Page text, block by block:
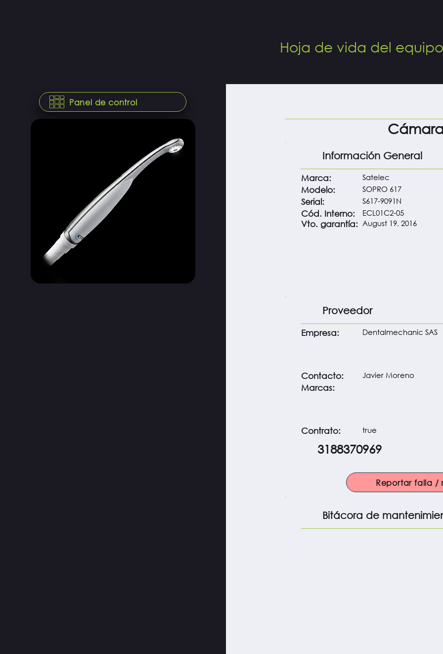
Hoja de vida del equipo
Panel de control
Información General
Marca: Satelec
Modelo: SOPRO 617
Serial: S617-9091N
Vto. garantía: August 19, 2016
Cód. Interno: ECL01C2-05
Proveedor
Empresa: Dentalmechanic SAS
Contacto: Javier Moreno
Marcas:
Contrato: true
3188370969
Reportar falla /
Bitácora de